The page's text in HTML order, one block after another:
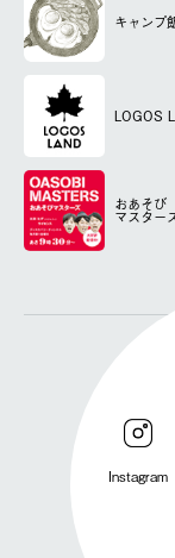
キャンプ
LOGOS
おあそび
マスター
Instagram